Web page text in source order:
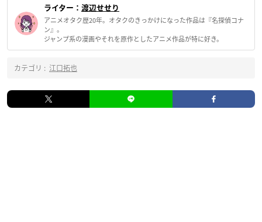
ライター： 渡辺せせり
アニメオタク歴20年。オタクのきっかけになった作品は『名探偵コナ
ン』。
ジャンプ系の漫画やそれを原作としたアニメ作品が特に好き。
カテゴリ : 江口拓也